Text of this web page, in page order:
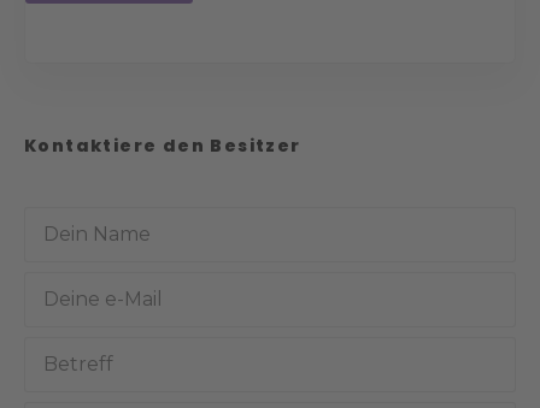
Kontaktiere den Besitzer